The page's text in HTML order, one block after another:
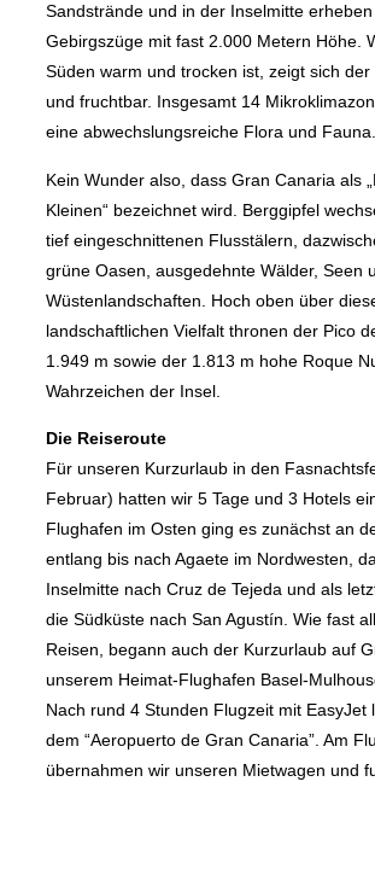
Sandstrände und in der Inselmitte
Gebirgszüge mit fast 2.000 Metern Höhe.
Süden warm und trocken ist, zeigt sich
und fruchtbar. Insgesamt 14
eine abwechslungsreiche Flora und Fauna.
Kein Wunder also, dass Gran Canaria als
Kleinen“ bezeichnet wird. Berggipfel
tief eingeschnittenen Flusstälern,
grüne Oasen, ausgedehnte Wälder, Seen
Wüstenlandschaften. Hoch oben über
landschaftlichen Vielfalt thronen der Pico
1.949 m sowie der 1.813 m hohe Roque
Wahrzeichen der Insel.
Die Reiseroute
Für unseren Kurzurlaub in den
Februar) hatten wir 5 Tage und 3 Hotels
Flughafen im Osten ging es zunächst an
entlang bis nach Agaete im Nordwesten,
Inselmitte nach Cruz de Tejeda und als
die Südküste nach San Agustín. Wie fast
Reisen, begann auch der Kurzurlaub auf
unserem Heimat-Flughafen Basel-
Nach rund 4 Stunden Flugzeit mit EasyJet
dem “Aeropuerto de Gran Canaria”. Am
übernahmen wir unseren Mietwagen und